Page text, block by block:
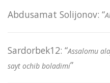
Abdusamat Solijonov: “
Sardorbek12: “Assalomu
sayt ochib boladimi”